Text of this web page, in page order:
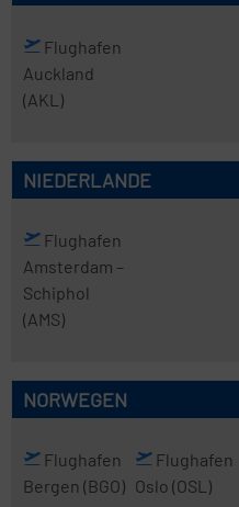
Flughafen
Auckland
(AKL)
NIEDERLANDE
Flughafen
Amsterdam –
Schiphol
(AMS)
NORWEGEN
Flughafen
Bergen (BGO)
Flughafen
Oslo (OSL)